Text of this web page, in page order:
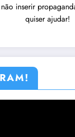
inserir
quiser ajudar!